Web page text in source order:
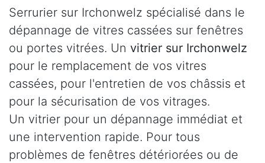
Serrurier sur Irchonwelz spécialisé dans le
dépannage de vitres cassées sur fenêtres
ou portes vitrées. Un vitrier sur Irchonwelz
pour le remplacement de vos vitres
cassées, pour l'entretien de vos châssis et
pour la sécurisation de vos vitrages.
Un vitrier pour un dépannage immédiat et
une intervention rapide. Pour tous
problèmes de fenêtres détériorées ou de